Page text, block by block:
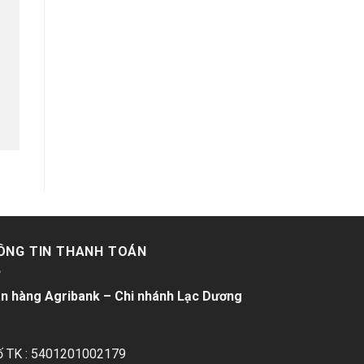
TIN THANH TOÁN
hàng Agribank – Chi nhánh Lạc Dương
TK : 5401201002179